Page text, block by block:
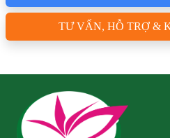
TƯ VẤN, HỖ TRỢ &